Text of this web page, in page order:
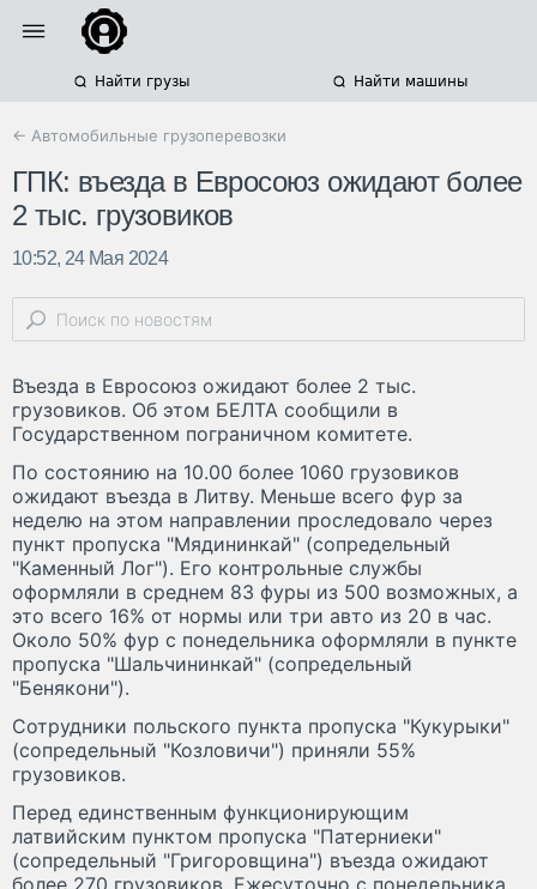
Найти грузы Найти машины
← Автомобильные грузоперевозки
ГПК: въезда в Евросоюз ожидают более
2 тыс. грузовиков
10:52, 24 Мая 2024
Въезда в Евросоюз ожидают более 2 тыс.
грузовиков. Об этом БЕЛТА сообщили в
Государственном пограничном комитете.
По состоянию на 10.00 более 1060 грузовиков
ожидают въезда в Литву. Меньше всего фур за
неделю на этом направлении проследовало через
пункт пропуска "Мядининкай" (сопредельный
"Каменный Лог"). Его контрольные службы
оформляли в среднем 83 фуры из 500 возможных, а
это всего 16% от нормы или три авто из 20 в час.
Около 50% фур с понедельника оформляли в пункте
пропуска "Шальчининкай" (сопредельный
"Бенякони").
Сотрудники польского пункта пропуска "Кукурыки"
(сопредельный "Козловичи") приняли 55%
грузовиков.
Перед единственным функционирующим
латвийским пунктом пропуска "Патерниеки"
(сопредельный "Григоровщина") въезда ожидают